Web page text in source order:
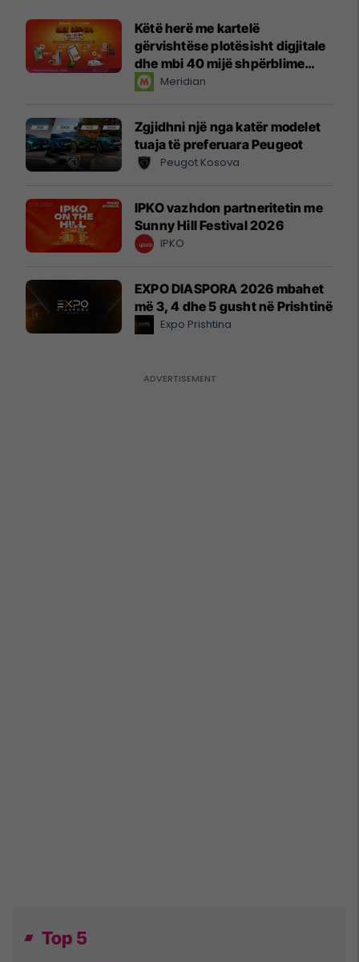
Këtë herë me kartelë
gërvishtëse plotësisht digjitale
dhe mbi 40 mijë shpërblime
instant!Meridian
Zgjidhni një nga katër modelet
tuaja të preferuara Peugeot
Peugot Kosova
IPKO vazhdon partneritetin me
Sunny Hill Festival 2026
IPKO
EXPO DIASPORA 2026 mbahet
më 3, 4 dhe 5 gusht në Prishtinë
Expo Prishtina
Top 5